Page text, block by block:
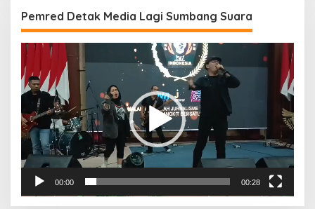
Pemred Detak Media Lagi Sumbang Suara
Pemutar
Video
00:00 00:28